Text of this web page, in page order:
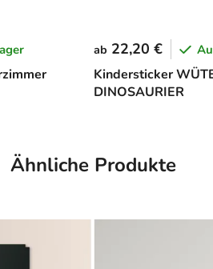
Kindersticker
DINOSAURIER
ab 22,20 €
Ähnliche Produkte